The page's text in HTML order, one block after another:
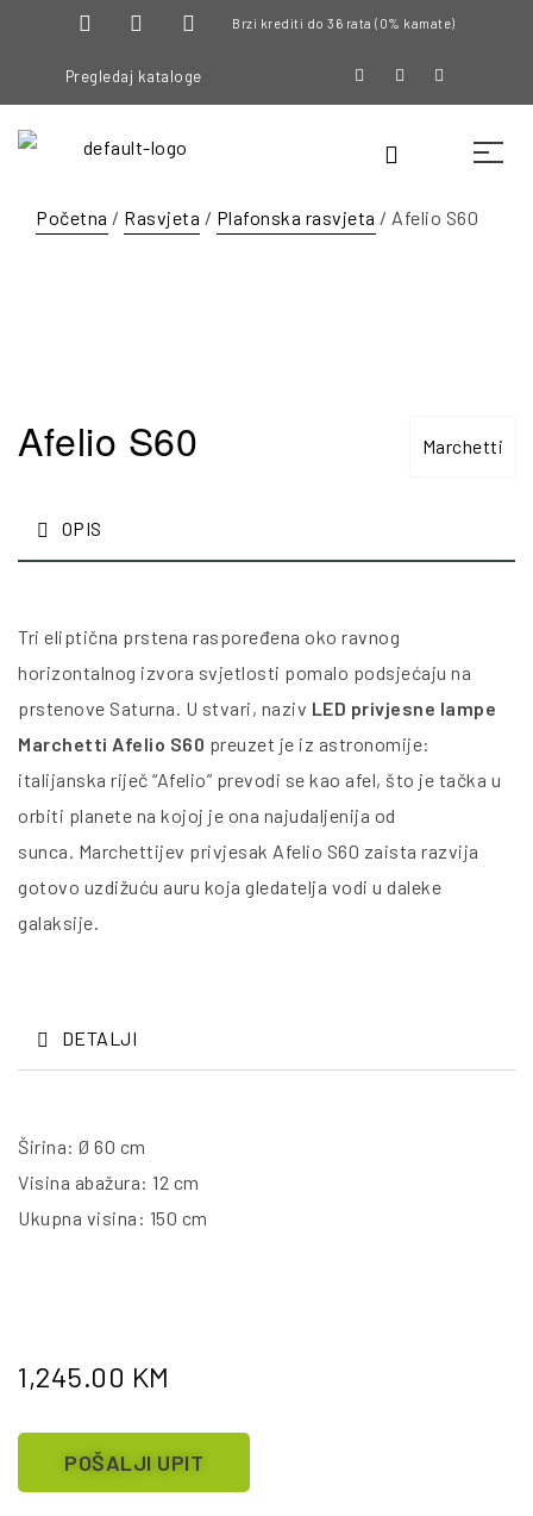
Brzi krediti do 36 rata (0% kamate)
Pregledaj kataloge
Početna / Rasvjeta / Plafonska rasvjeta / Afelio S60
Marchetti
Afelio S60
OPIS
Tri eliptična prstena raspoređena oko ravnog
horizontalnog izvora svjetlosti pomalo podsjećaju na
prstenove Saturna. U stvari, naziv LED privjesne lampe
Marchetti Afelio S60 preuzet je iz astronomije:
italijanska riječ “Afelio” prevodi se kao afel, što je tačka u
orbiti planete na kojoj je ona najudaljenija od
sunca. Marchettijev privjesak Afelio S60 zaista razvija
gotovo uzdižuću auru koja gledatelja vodi u daleke
galaksije.
DETALJI
Širina: Ø 60 cm
Visina abažura: 12 cm
Ukupna visina: 150 cm
1,245.00 KM
POŠALJI UPIT